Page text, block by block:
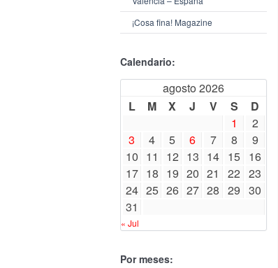
¡Cosa fina! Magazine
Calendario:
agosto 2026
L
M X J V S
D
1
2
3
4 5 6 7 8
9
10 11 12 13 14 15 16
17 18 19 20 21 22 23
24 25 26 27 28 29 30
31
« Jul
Por meses: